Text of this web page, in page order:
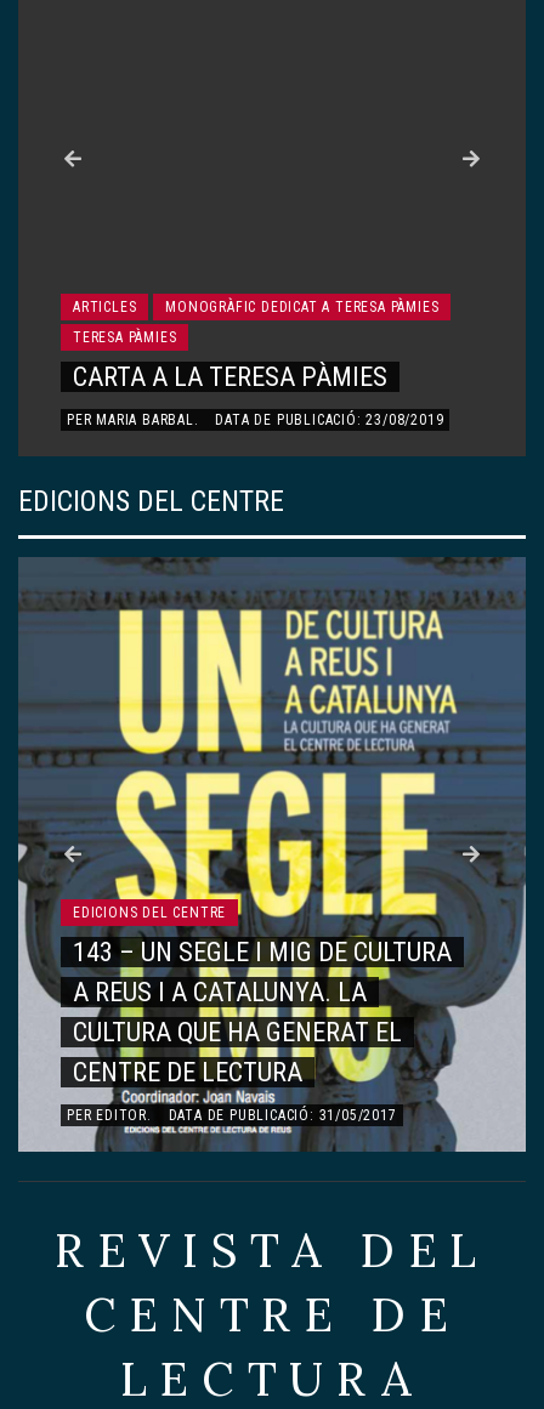
ARTICLES
MONOGRÀFIC DEDICAT A TERESA PÀMIES
TERESA PÀMIES
CARTA A LA TERESA PÀMIES
PERMARIA BARBAL DATA DE PUBLICACIÓ: 23/08/2019
EDICIONS DEL CENTRE
EDICIONS DEL CENTRE
143 – UN SEGLE I MIG DE CULTURA
A REUS I A CATALUNYA. LA
CULTURA QUE HA GENERAT EL
CENTRE DE LECTURA
PEREDITOR DATA DE PUBLICACIÓ: 31/05/2017
REVISTA DEL
CENTRE DE
LECTURA